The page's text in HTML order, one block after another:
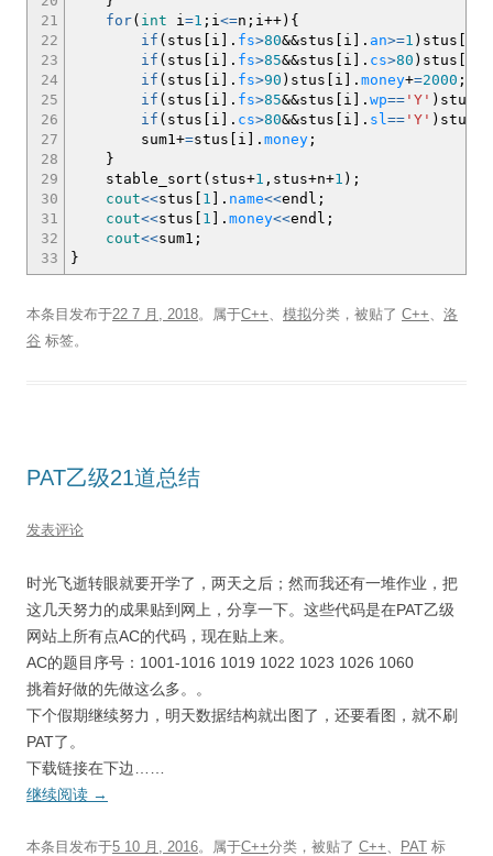
21
22
23
24
25
26
27
28
29
30
31
32
33
for( int i=1 ; i<=n ; i++) {
if ( stus i . fs>80&&stus i . an>=1 ) stus
if ( stus i . fs>85&&stus i . cs>80 ) stus
if ( stus i . fs>90 ) stus i . money+=2000 ;
if ( stus i . fs>85&&stus i . wp== 'Y' ) stus
if ( stus i . cs>80&&stus i . sl== 'Y' ) stus
sum1+=stus i . money ;
}
stable_sort ( stus+1 ,stus+n+1 ) ;
cout<<stus 1 . name<<endl ;
cout<<stus 1 . money<<endl ;
cout<<sum1 ;
}
本条目发布于22 7 月, 2018。属于C++、 模拟分类，被贴了 C++、 洛
谷 标签。
PAT乙级21道总结
发表评论
时光飞逝转眼就要开学了，两天之后；然而我还有一堆作业，把
这几天努力的成果贴到网上，分享一下。这些代码是在PAT乙级
网站上所有点AC的代码，现在贴上来。
AC的题目序号：1001-1016 1019 1022 1023 1026 1060
挑着好做的先做这么多。。
下个假期继续努力，明天数据结构就出图了，还要看图，就不刷
PAT了。
下载链接在下边……
继续阅读 →
本条目发布于5 10 月, 2016。属于C++分类，被贴了 C++、 PAT 标